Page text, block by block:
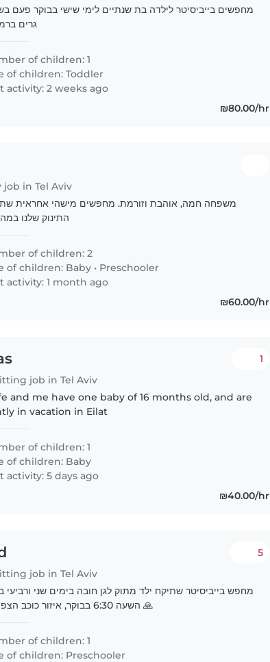
מחפשים בייביסיטר לילדה בת שנתיים לימי שישי בבוקר פעם
גרים
of children: 1
of children:Toddler
activity: 2 weeks ago
₪80.00/hr
job in Tel Aviv
משפחה חמה, אוהבת וזורמת. מחפשים מישהי אחראית
התינוק שלנו
of children: 2
of children: Baby • Preschooler
activity: 1 month ago
₪60.00/hr
job in Tel Aviv
1
and me have one baby of 16 months old, and are
in vacation in Eilat
of children: 1
of children: Baby
activity: 5 days ago
₪40.00/hr
job in Tel Aviv
5
מחפש בייביסיטר שתיקח ילד מתוק לגן חובה בימים שני ורביעי
השעה 6:30 בבוקר, איזור כוכב הצפון. תודה 🙏
of children: 1
of children: Preschooler